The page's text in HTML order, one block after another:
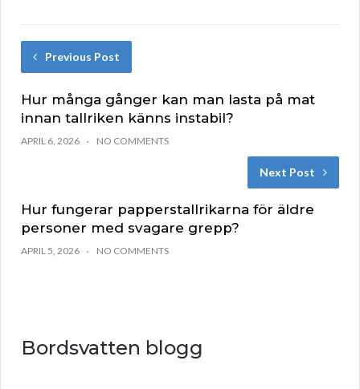
Previous Post
Hur många gånger kan man lasta på mat
innan tallriken känns instabil?
APRIL 6, 2026 NO COMMENTS
Next Post
Hur fungerar papperstallrikarna för äldre
personer med svagare grepp?
APRIL 5, 2026 NO COMMENTS
Bordsvatten blogg